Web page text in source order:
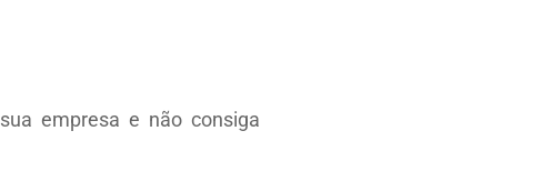
empresa e não consiga